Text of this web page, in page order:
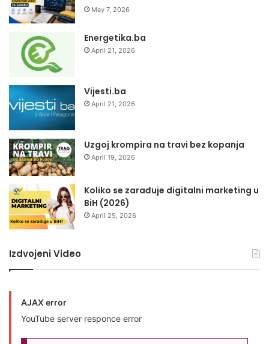
May 7, 2026
Energetika.ba
April 21, 2026
Vijesti.ba
April 21, 2026
Uzgoj krompira na travi bez kopanja
April 19, 2026
Koliko se zarađuje digitalni marketing u
BiH (2026)
April 25, 2026
Izdvojeni Video
AJAX error
YouTube server responce error